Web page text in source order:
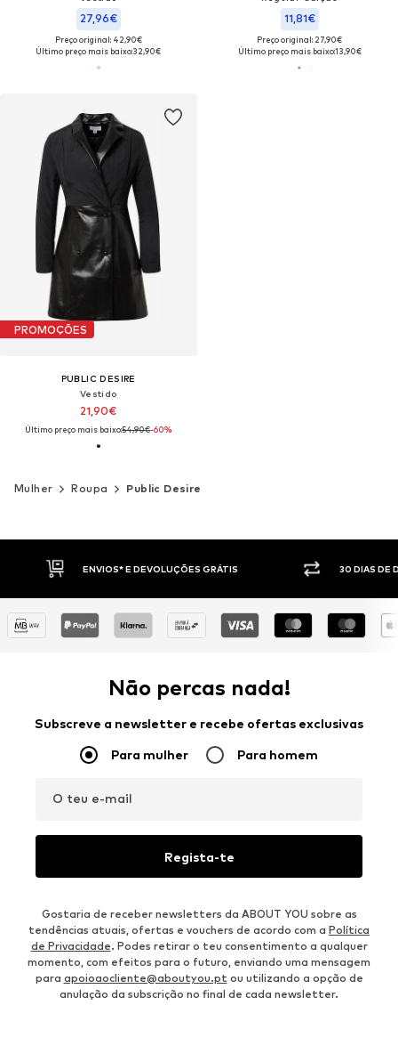
27,96€
Preço original: 42,90€
Último preço mais baixo:32,90€
11,81€
Preço original: 27,90€
Último preço mais baixo:13,90€
PROMOÇÕES
PUBLIC DESIRE
Vestido
21,90€
Último preço mais baixo:54,90€-60%
Mulher Roupa Public Desire
30 DIAS DE DIREITO DE DEVOLUÇÃO
Não percas nada!
Subscreve a newsletter e recebe ofertas exclusivas
Para mulher Para homem
O teu e-mail
Regista-te
Gostaria de receber newsletters da ABOUT YOU sobre as
tendências atuais, ofertas e vouchers de acordo com a Política
de Privacidade. Podes retirar o teu consentimento a qualquer
momento, com efeitos para o futuro, enviando uma mensagem
para apoioaocliente@aboutyou.ptou utilizando a opção de
anulação da subscrição no final de cada newsletter.